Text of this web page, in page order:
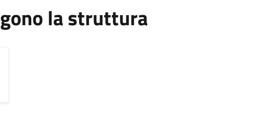
la struttura